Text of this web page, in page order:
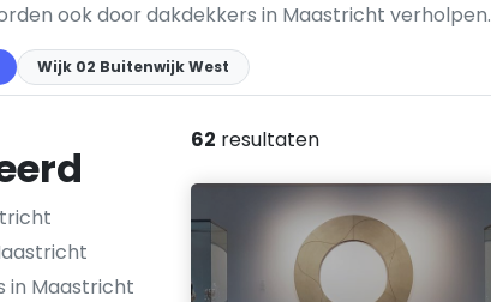
ook door dakdekkers in Maastricht verholpen.
Wijk 02 Buitenwijk West
in Maastricht
62 resultaten